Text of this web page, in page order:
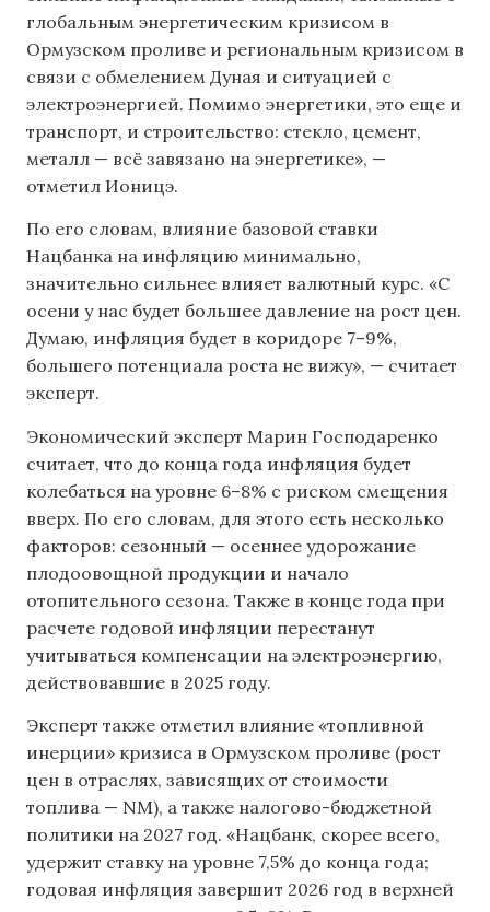
глобальным энергетическим кризисом в
Ормузском проливе и региональным кризисом в
связи с обмелением Дуная и ситуацией с
электроэнергией. Помимо энергетики, это еще и
транспорт, и строительство: стекло, цемент,
металл — всё завязано на энергетике», —
отметил Ионицэ.
По его словам, влияние базовой ставки
Нацбанка на инфляцию минимально,
значительно сильнее влияет валютный курс. «С
осени у нас будет большее давление на рост цен.
Думаю, инфляция будет в коридоре 7–9%,
большего потенциала роста не вижу», — считает
эксперт.
Экономический эксперт Марин Господаренко
считает, что до конца года инфляция будет
колебаться на уровне 6–8% с риском смещения
вверх. По его словам, для этого есть несколько
факторов: сезонный — осеннее удорожание
плодоовощной продукции и начало
отопительного сезона. Также в конце года при
расчете годовой инфляции перестанут
учитываться компенсации на электроэнергию,
действовавшие в 2025 году.
Эксперт также отметил влияние «топливной
инерции» кризиса в Ормузском проливе (рост
цен в отраслях, зависящих от стоимости
топлива — NM), а также налогово-бюджетной
политики на 2027 год. «Нацбанк, скорее всего,
удержит ставку на уровне 7,5% до конца года;
годовая инфляция завершит 2026 год в верхней